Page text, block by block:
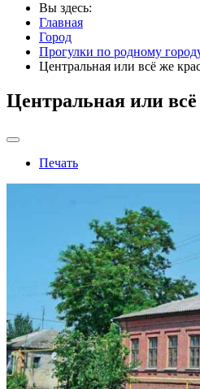
Вы здесь:
Главная
Город
Прогулки по родному
Центральная или всё же
Центральная или
Печать